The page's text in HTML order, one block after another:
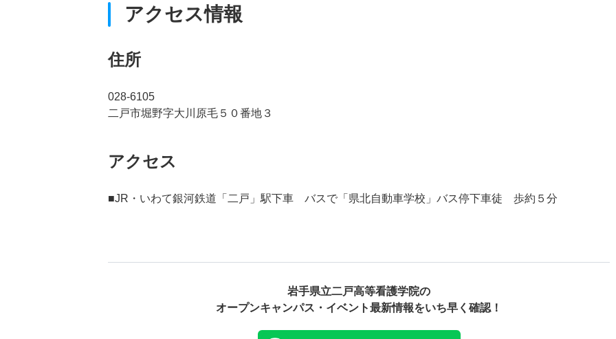
アクセス情報
住所
028-6105
二戸市堀野字大川原毛５０番地３
アクセス
■JR・いわて銀河鉄道「二戸」駅下車 バスで「県北自動車学校」バス停下車徒 歩約５分
岩手県立二戸高等看護学院の
オープンキャンパス・ イベント最新情報をいち早く確認！